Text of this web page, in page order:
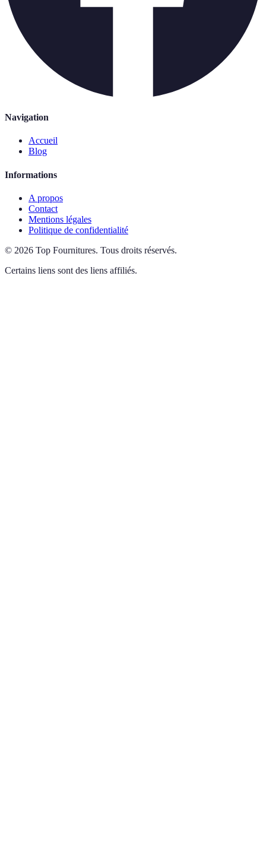
Navigation
Accueil
Blog
Informations
A propos
Contact
Mentions légales
Politique de confidentialité
© 2026 Top Fournitures. Tous droits réservés.
Certains liens sont des liens affiliés.